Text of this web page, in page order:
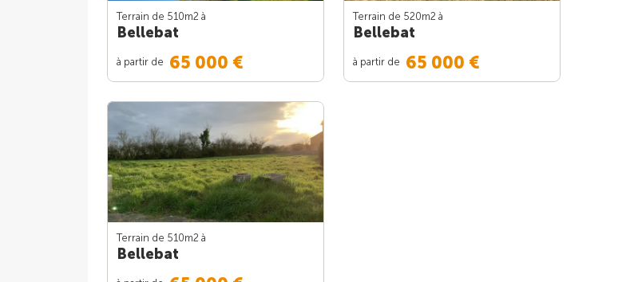
Terrain de 510m2 à
Bellebat
à partir de 65 000 €
Terrain de 520m2 à
Bellebat
à partir de 65 000 €
Terrain de 510m2 à
Bellebat